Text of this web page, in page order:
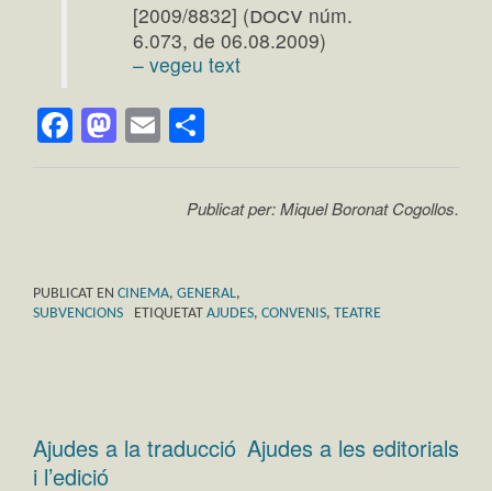
[2009/8832] (docv núm.
6.073, de 06.08.2009)
– vegeu text
Facebook
Mastodon
Email
Publicat per: Miquel Boronat Cogollos.
PUBLICAT EN CINEMA, GENERAL,
SUBVENCIONS
ETIQUETAT AJUDES, CONVENIS, TEATRE
Navegació
Ajudes a la traducció
i l’edició
Ajudes a les editorials